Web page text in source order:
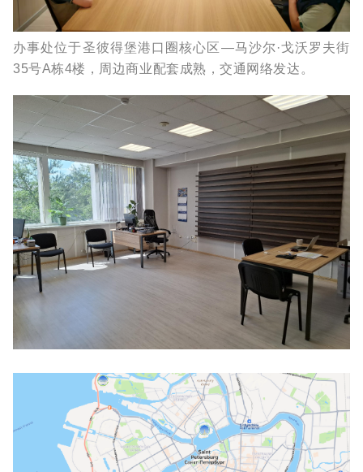
办事处位于圣彼得堡港口圈核心区—马沙尔·戈沃罗夫街
35号A栋4楼，周边商业配套成熟，交通网络发达。